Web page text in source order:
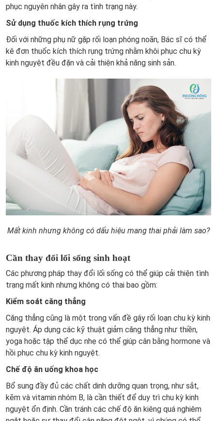
phục nguyên nhân gây ra tình trạng này.
Sử dụng thuốc kích thích rụng trứng
Đối với những phụ nữ gặp rối loạn phóng noãn, Bác sĩ có thể
kê đơn thuốc kích thích rụng trứng nhằm khôi phục chu kỳ
kinh nguyệt đều đặn và cải thiện khả năng sinh sản.
Mất kinh nhưng không có dấu hiệu mang thai phải làm sao?
Cần thay đổi lối sống sinh hoạt
Các phương pháp thay đổi lối sống có thể giúp cải thiện tình
trạng mất kinh nhưng không có thai bao gồm:
Kiểm soát căng thẳng
Căng thẳng cũng là một trong vấn đề gây rối loạn chu kỳ kinh
nguyệt. Áp dụng các kỹ thuật giảm căng thẳng như thiền,
yoga hoặc tập thể dục nhẹ có thể giúp cân bằng hormone và
hồi phục chu kỳ kinh nguyệt.
Chế độ ăn uống khoa học
Bổ sung đầy đủ các chất dinh dưỡng quan trọng, như sắt,
kẽm và vitamin nhóm B, là cần thiết để duy trì chu kỳ kinh
nguyệt ổn định. Cần tránh các chế độ ăn kiêng quá nghiêm